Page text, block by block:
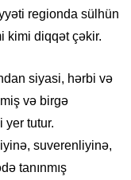
regionda sülhün
kimi diqqət çəkir.
siyasi, hərbi və
və birgə
yer tutur.
suverenliyinə,
tanınmış